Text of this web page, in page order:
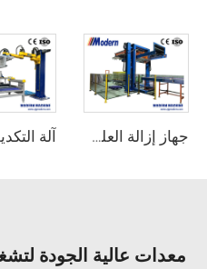
جهاز إزالة العلب والزجاجات الفارغة تلقائيًا
معدات عالية الجودة